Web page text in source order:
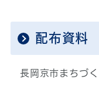
配布資料
長岡京市まちづ